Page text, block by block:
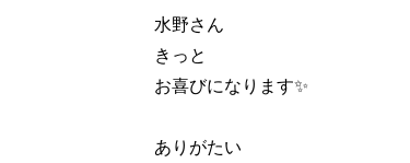
水野さん
きっと
お喜びになります✨
ありがたい